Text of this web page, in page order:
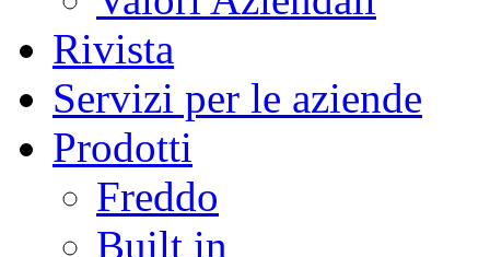
Rivista
Servizi per le aziende
Prodotti
Freddo
Built in